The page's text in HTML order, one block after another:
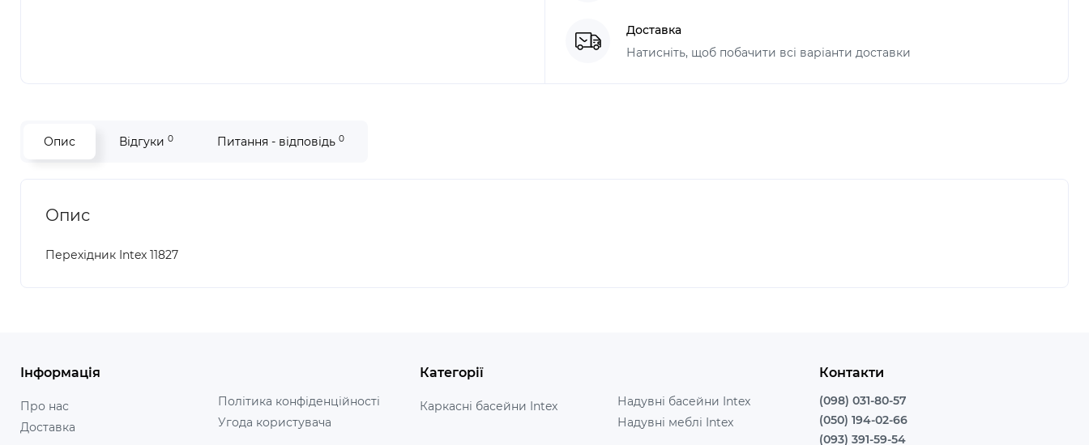
Доставка
Натисніть, щоб побачити всі варіанти доставки
Опис Відгуки 0 Питання - відповідь 0
Опис
Перехідник Intex 11827
Інформація
Про нас
Доставка
Політика конфіденційності
Угода користувача
Категорії
Каркасні басейни Intex
Надувні басейни Intex
Надувні меблі Intex
Контакти
(098) 031-80-57
(050) 194-02-66
(093) 391-59-54